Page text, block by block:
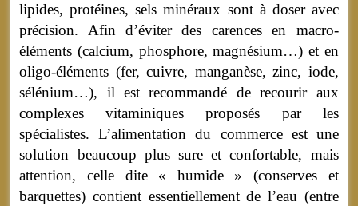
lipides, protéines, sels minéraux sont à doser avec
précision. Afin d’éviter des carences en macro-
éléments (calcium, phosphore, magnésium…) et en
oligo-éléments (fer, cuivre, manganèse, zinc, iode,
sélénium…), il est recommandé de recourir aux
complexes vitaminiques proposés par les
spécialistes. L’alimentation du commerce est une
solution beaucoup plus sure et confortable, mais
attention, celle dite « humide » (conserves et
barquettes) contient essentiellement de l’eau (entre